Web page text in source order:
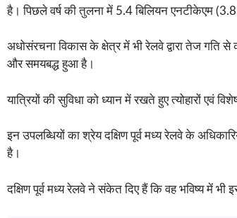
है। पिछले वर्ष की तुलना में 5.4 बिलियन एनटीकेएम (3.8
अधोसंरचना विकास के क्षेत्र में भी रेलवे द्वारा तेज गति
और समयबद्ध हुआ है।
यात्रियों की सुविधा को ध्यान में रखते हुए त्योहारों एवं
इन उपलब्धियों का श्रेय दक्षिण पूर्व मध्य रेलवे के
है।
दक्षिण पूर्व मध्य रेलवे ने संकेत दिए हैं कि वह भविष्य में भी